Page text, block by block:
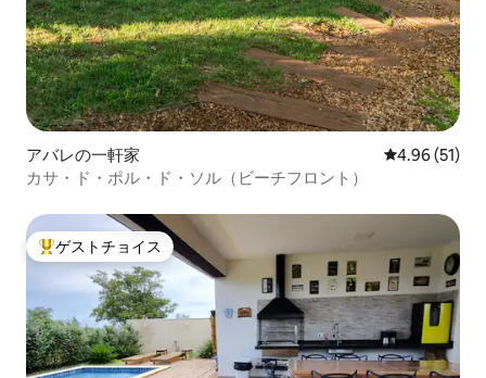
アバレの一軒家 レビュー51
4.96 (51)
カサ・ド・ポル・ド・ソル（ビーチフロント）
大好評のゲストチョイスです。
ゲストチョイス